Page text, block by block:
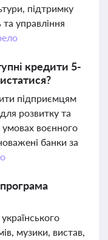
підтримку
та управління
кредити 5-
підприємцям
розвитку та
умовах воєнного
банки за
музики, вистав,